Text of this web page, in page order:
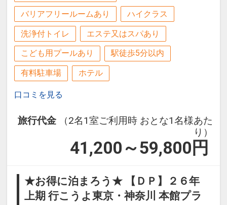
バリアフリールームあり ハイクラス
洗浄付トイレ エステ又はスパあり
こども用プールあり 駅徒歩5分以内
有料駐車場 ホテル
口コミを見る
旅行代金
（2名1室ご利用時 おとな1名様あた
り）
41,200～59,800 円
★お得に泊まろう★ 【ＤＰ】２６年
上期 行こうよ東京・神奈川 本館プラ